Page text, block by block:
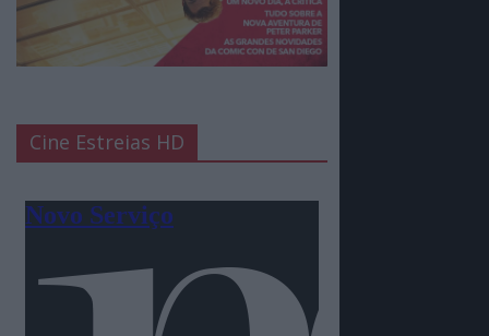
Cine Estreias HD